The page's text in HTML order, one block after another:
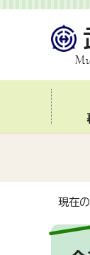
現在